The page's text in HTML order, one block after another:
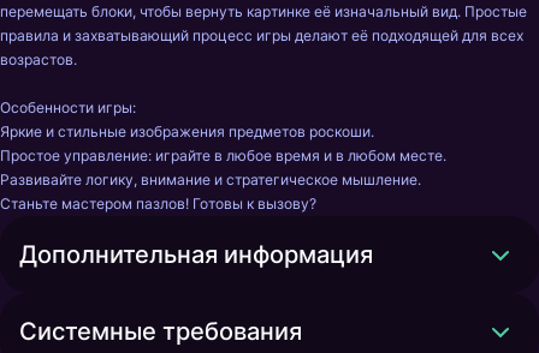
перемещать блоки, чтобы вернуть картинке её изначальный вид. Простые
правила и захватывающий процесс игры делают её подходящей для всех
возрастов.
Особенности игры:
Яркие и стильные изображения предметов роскоши.
Простое управление: играйте в любое время и в любом месте.
Развивайте логику, внимание и стратегическое мышление.
Станьте мастером пазлов! Готовы к вызову?
Дополнительная информация
Системные требования